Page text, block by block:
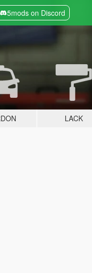
5mods on Discord
LACK